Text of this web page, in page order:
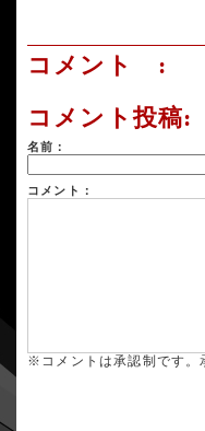
コメント :
コメント投稿:
名前：
コメント：
※コメントは承認制です。